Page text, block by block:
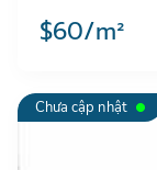
$60/m²
Chưa cập nhật